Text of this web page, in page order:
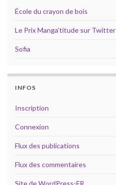
École du crayon de bois
Le Prix Manga’titude sur Twitter
Sofia
INFOS
Inscription
Connexion
Flux des publications
Flux des commentaires
Site de WordPress-FR